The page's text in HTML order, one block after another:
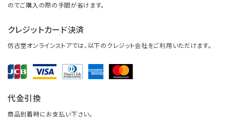
のでご購入の際の手間が省けます。
クレジットカード決済
仿古堂オンラインストアでは、以下のクレジット会社をご利用いただけます。
代金引換
商品到着時にお支払い下さい。